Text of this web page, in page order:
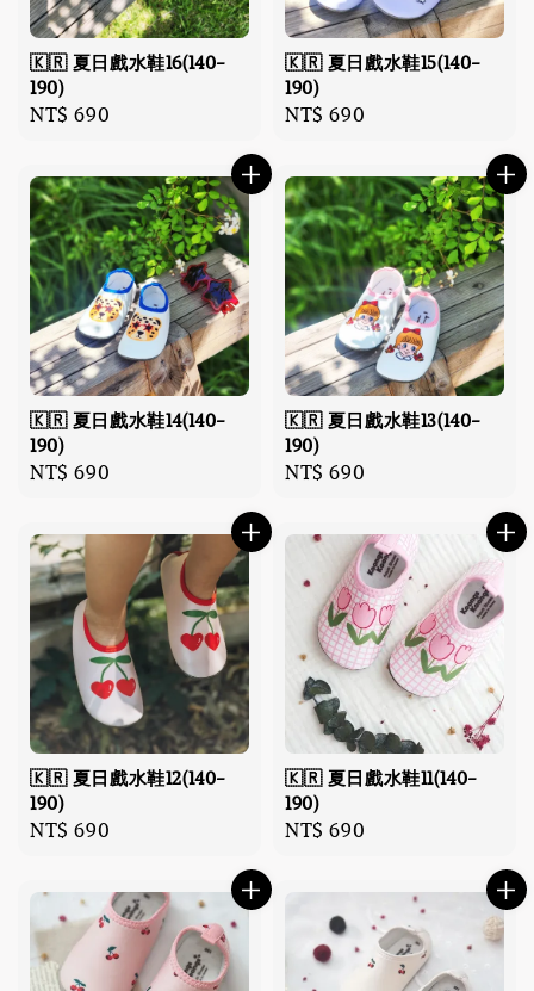
🇰🇷 夏日戲水鞋16(140-
190)
Regular
NT$ 690
🇰🇷 夏日戲水鞋15(140-
190)
Regular
NT$ 690
🇰🇷 夏日戲水鞋14(140-
190)
Regular
NT$ 690
🇰🇷 夏日戲水鞋13(140-
190)
Regular
NT$ 690
🇰🇷 夏日戲水鞋12(140-
190)
Regular
NT$ 690
🇰🇷 夏日戲水鞋11(140-
190)
Regular
NT$ 690